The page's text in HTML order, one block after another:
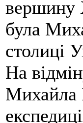
вершину
була
столиці
На
Михайла